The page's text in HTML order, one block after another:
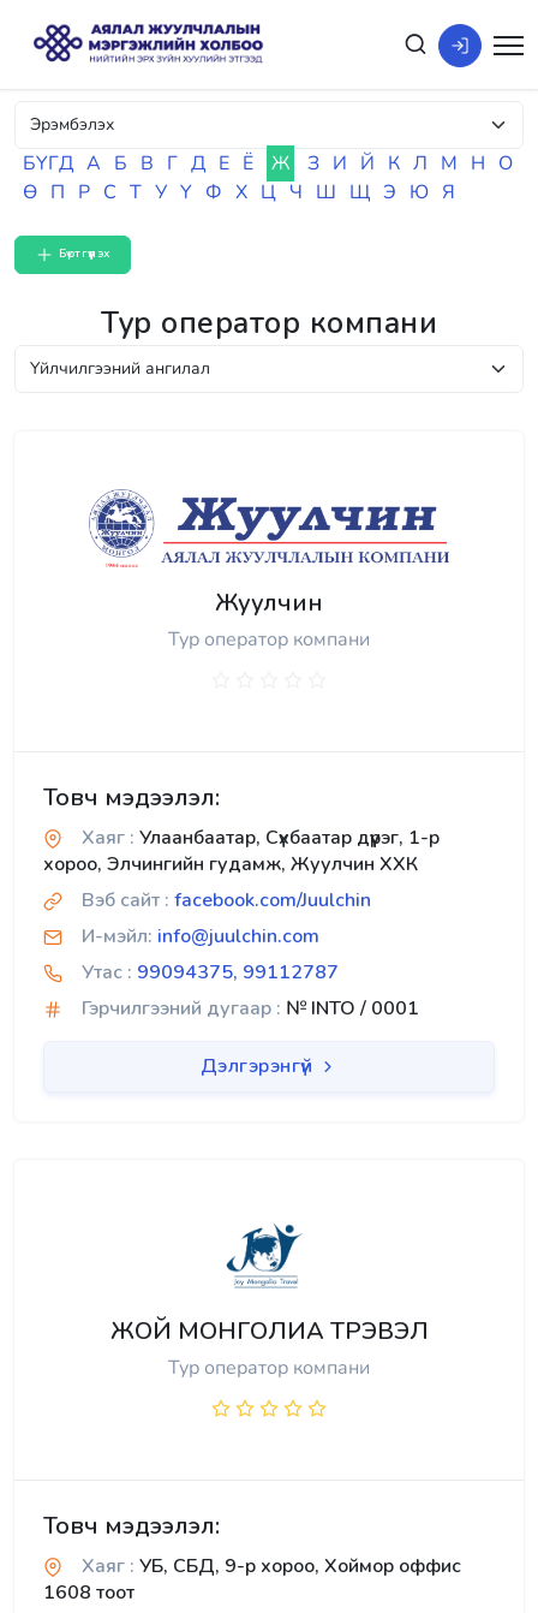
БҮГД А Б В Г Д Е Ё Ж З И Й К Л М Н О
Ө П Р С Т У Ү Ф Х Ц Ч Ш Щ Э Ю Я
Бүртгүүлэх
Тур оператор компани
Жуулчин
Тур оператор компани
Товч мэдээлэл:
Хаяг : Улаанбаатар, Сүхбаатар дүүрэг, 1-р
хороо, Элчингийн гудамж, Жуулчин ХХК
Вэб сайт : facebook.com/Juulchin
И-мэйл: info@juulchin.com
Утас : 99094375, 99112787
Гэрчилгээний дугаар : № INTO / 0001
Дэлгэрэнгүй
ЖОЙ МОНГОЛИА ТРЭВЭЛ
Тур оператор компани
Товч мэдээлэл:
Хаяг : УБ, СБД, 9-р хороо, Хоймор оффис
1608 тоот